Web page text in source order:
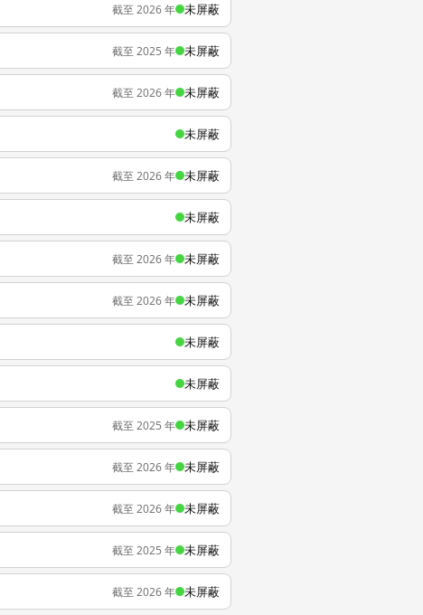
截至 2026 年 未屏蔽
截至 2025 年 未屏蔽
截至 2026 年 未屏蔽
未屏蔽
截至 2026 年 未屏蔽
未屏蔽
截至 2026 年 未屏蔽
截至 2026 年 未屏蔽
未屏蔽
未屏蔽
截至 2025 年 未屏蔽
截至 2026 年 未屏蔽
截至 2026 年 未屏蔽
截至 2025 年 未屏蔽
截至 2026 年 未屏蔽